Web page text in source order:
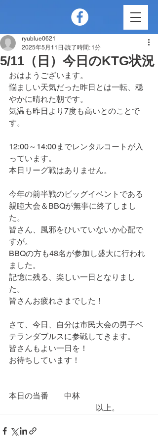
5/11（日）今日のKTG状況
ryublue0621
2025年5月11日 読了時間: 1分
おはようございます。
悩ましい天気だった昨日とは一転、穏
やかに晴れた朝です。
気温も昨日より7度も高いとのことで
す。
12:00～14:00までレンタルコートが入
っています。
本日リーグ戦はありません。
今年の前半戦のビッグイベントである
親睦大会＆BBQが無事に終了しまし
た。
皆さん、風邪をひいていないか心配で
すが。
BBQの方も48名が参加し盛大に行われ
ました。
記憶に残る、楽しい一日となりまし
た。
皆さんお疲れさまでした！
さて、今日、自分は市民大会の男子ベ
テランダブルスに参戦してきます。
皆さんもよい一日を！
お待ちしています！
本日の当番　　中林
以上。